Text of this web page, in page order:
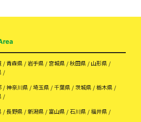
青森県 岩手県 宮城県 秋田県
山形県
神奈川県 埼玉県 千葉県 茨城県
栃木県
長野県 新潟県 富山県 石川県
福井県